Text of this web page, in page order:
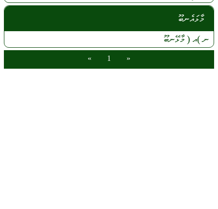
މާޅައެނބޫ
ނ)އ (މާޅޭނބޫ
«
1
»